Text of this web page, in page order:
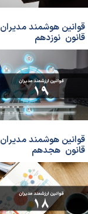
قوانین هوشمند مدیران
قانون نوزدهم
قوانین هوشمند مدیران
قانون هجدهم